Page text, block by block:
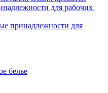
для рабочих
принадлежности для
белье